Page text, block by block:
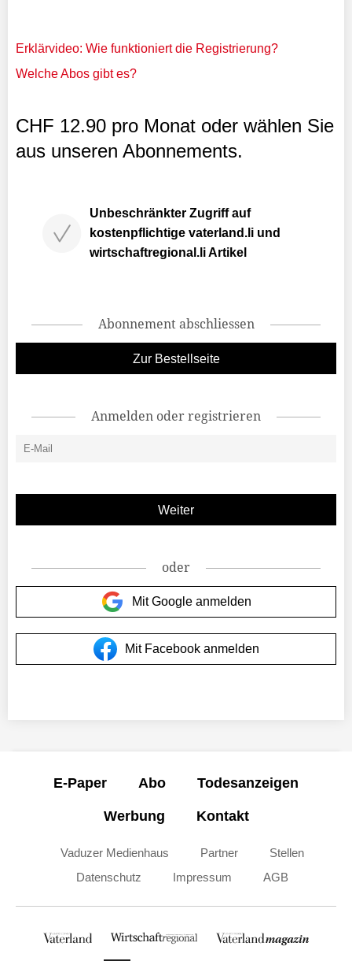
Erklärvideo: Wie funktioniert die Registrierung?
Welche Abos gibt es?
CHF 12.90 pro Monat oder wählen Sie
aus unseren Abonnements.
Unbeschränkter Zugriff auf
kostenpflichtige vaterland.li und
wirtschaftregional.li Artikel
Abonnement abschliessen
Zur Bestellseite
Anmelden oder registrieren
oder
Mit Google anmelden
Mit Facebook anmelden
E-Paper Abo Todesanzeigen
Werbung Kontakt
Vaduzer Medienhaus Partner
Stellen
Datenschutz
Impressum AGB